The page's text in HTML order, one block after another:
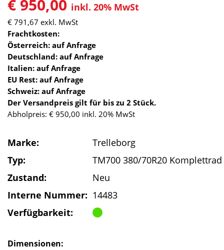
€ 950,00 inkl. 20% MwSt
€ 791,67 exkl. MwSt
Frachtkosten:
Österreich: auf Anfrage
Deutschland: auf Anfrage
Italien: auf Anfrage
EU Rest: auf Anfrage
Schweiz: auf Anfrage
Der Versandpreis gilt für bis zu 2 Stück.
Abholpreis: € 950,00 inkl. 20% MwSt
Marke:
Trelleborg
Typ:
TM700 380/70R20 Komplettrad
Zustand:
Neu
Interne Nummer: 14483
Verfügbarkeit:
Dimensionen: